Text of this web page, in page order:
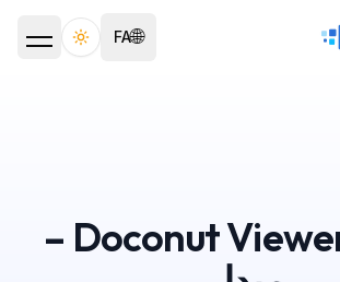
🌐
FA
theme
پلاگین Doconut Viewer –